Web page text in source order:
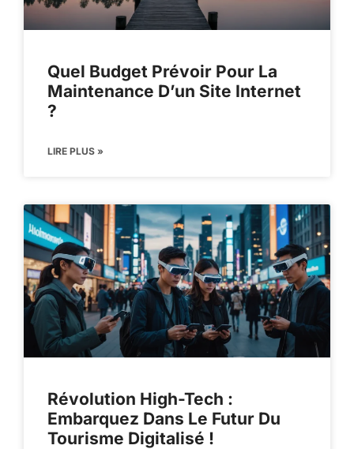
Quel Budget Prévoir Pour La
Maintenance D’un Site Internet
?
LIRE PLUS »
Révolution High-Tech :
Embarquez Dans Le Futur Du
Tourisme Digitalisé !